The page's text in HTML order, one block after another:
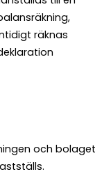
räknas
och bolaget